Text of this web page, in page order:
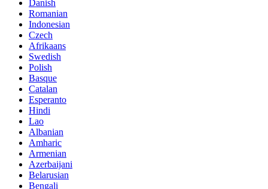
Danish
Romanian
Indonesian
Czech
Afrikaans
Swedish
Polish
Basque
Catalan
Esperanto
Hindi
Lao
Albanian
Amharic
Armenian
Azerbaijani
Belarusian
Bengali